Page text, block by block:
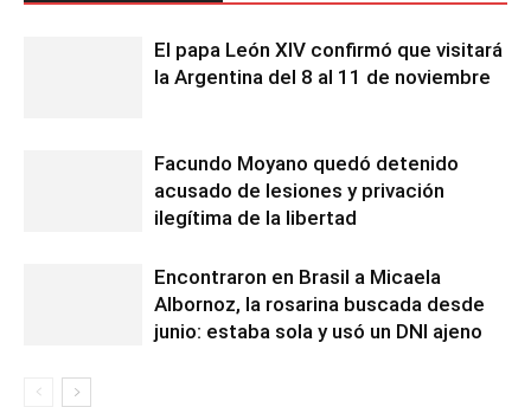
El papa León XIV confirmó que visitará
la Argentina del 8 al 11 de noviembre
Facundo Moyano quedó detenido
acusado de lesiones y privación
ilegítima de la libertad
Encontraron en Brasil a Micaela
Albornoz, la rosarina buscada desde
junio: estaba sola y usó un DNI ajeno